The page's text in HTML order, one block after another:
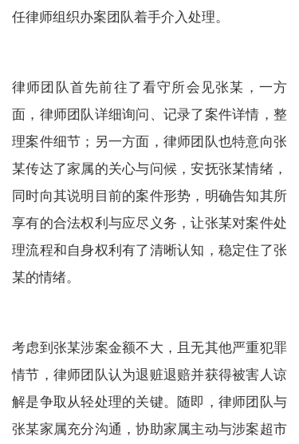
任律师组织办案团队着手介入处理。
律师团队首先前往了看守所会见张某，一方
面，律师团队详细询问、记录了案件详情，整
理案件细节；另一方面，律师团队也特意向张
某传达了家属的关心与问候，安抚张某情绪，
同时向其说明目前的案件形势，明确告知其所
享有的合法权利与应尽义务，让张某对案件处
理流程和自身权利有了清晰认知，稳定住了张
某的情绪。
考虑到张某涉案金额不大，且无其他严重犯罪
情节，律师团队认为退赃退赔并获得被害人谅
解是争取从轻处理的关键。随即，律师团队与
张某家属充分沟通，协助家属主动与涉案超市